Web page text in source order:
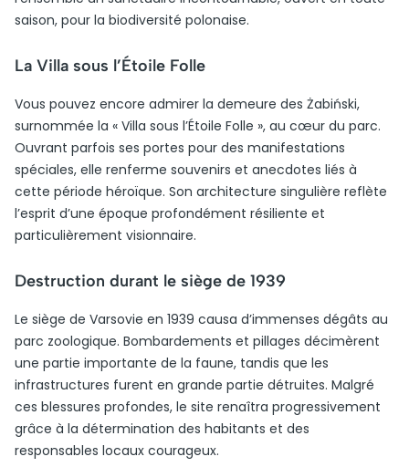
saison, pour la biodiversité polonaise.
La Villa sous l’Étoile Folle
Vous pouvez encore admirer la demeure des Żabiński,
surnommée la « Villa sous l’Étoile Folle », au cœur du parc.
Ouvrant parfois ses portes pour des manifestations
spéciales, elle renferme souvenirs et anecdotes liés à
cette période héroïque. Son architecture singulière reflète
l’esprit d’une époque profondément résiliente et
particulièrement visionnaire.
Destruction durant le siège de 1939
Le siège de Varsovie en 1939 causa d’immenses dégâts au
parc zoologique. Bombardements et pillages décimèrent
une partie importante de la faune, tandis que les
infrastructures furent en grande partie détruites. Malgré
ces blessures profondes, le site renaîtra progressivement
grâce à la détermination des habitants et des
responsables locaux courageux.